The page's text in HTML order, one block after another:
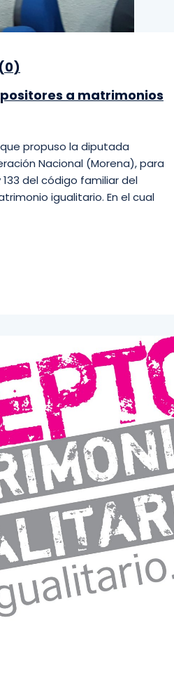
0)
a matrimonios
propuso la diputada
Nacional (Morena), para
del código familiar del
igualitario. En el cual